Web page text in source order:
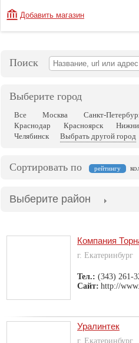
Добавить магазин
Поиск
Выберите город
Все Москва
Санкт-
Краснодар
Красноярск
Челябинск
Выбрать другой город
Сортировать по рейтингу
Выберите район
Компания
г. Екатеринбург
Тел.: (343) 261-
Сайт: http://
Уралинтек
г. Екатеринбург